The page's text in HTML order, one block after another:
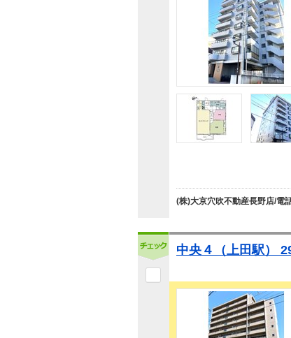
(株)大京穴吹不動産長野店/電
中央４（上田駅）